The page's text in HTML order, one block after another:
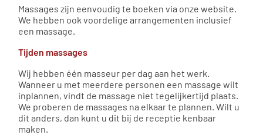
Massages zijn eenvoudig te boeken via onze website.
We hebben ook voordelige arrangementen inclusief
een massage.
Tijden massages
Wij hebben één masseur per dag aan het werk.
Wanneer u met meerdere personen een massage wilt
inplannen, vindt de massage niet tegelijkertijd plaats.
We proberen de massages na elkaar te plannen. Wilt u
dit anders, dan kunt u dit bij de receptie kenbaar
maken.